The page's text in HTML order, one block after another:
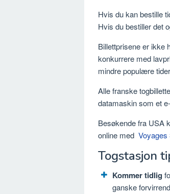
Hvis du kan bestille
Hvis du bestiller det
Billettprisene er ikke
konkurrere med
mindre populære
Alle franske
datamaskin som et
Besøkende fra USA
online med Voyages
Togstasjon
Kommer tidlig
ganske